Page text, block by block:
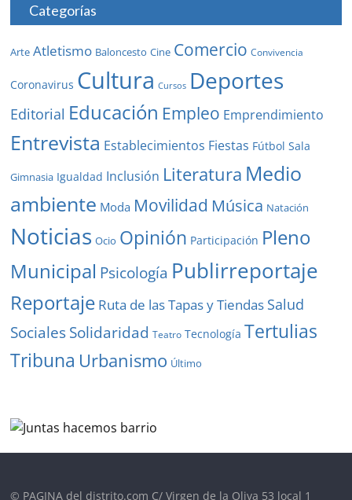
Categorías
Arte Atletismo Baloncesto Cine Comercio Convivencia
Coronavirus Cultura Cursos Deportes
Editorial Educación Empleo Emprendimiento
Entrevista Establecimientos Fiestas Fútbol Sala
Gimnasia Igualdad Inclusión Literatura Medio
ambiente Moda Movilidad Música Natación
Noticias Ocio Opinión Participación Pleno
Municipal Psicología Publirreportaje
Reportaje Ruta de las Tapas y Tiendas Salud
SocialesSolidaridad Teatro Tecnología Tertulias
Tribuna Urbanismo Último
© PAGINA del distrito.com C/ Virgen de la Oliva 53 local 1